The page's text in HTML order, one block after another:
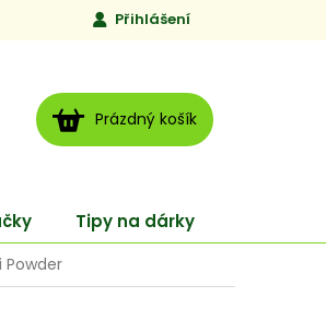
Jen to, čemu věříme
Přihlášení
NÁKUPNÍ
KOŠÍK
Prázdný košík
Tipy na dárky
Powder